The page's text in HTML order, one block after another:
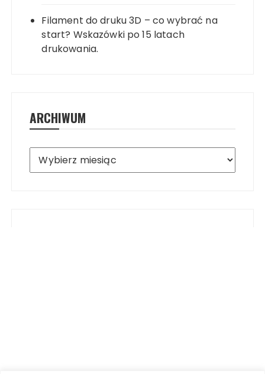
Filament do druku 3D – co wybrać na
start? Wskazówki po 15 latach
drukowania.
ARCHIWUM
Archiwum